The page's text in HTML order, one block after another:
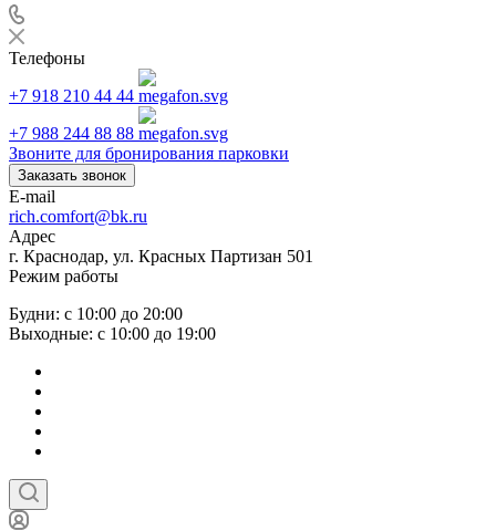
Телефоны
+7 918 210 44 44
+7 988 244 88 88
Звоните для бронирования парковки
Заказать звонок
E-mail
rich.comfort@bk.ru
Адрес
г. Краснодар, ул. Красных Партизан 501
Режим работы
Будни: с 10:00 до 20:00
Выходные: с 10:00 до 19:00